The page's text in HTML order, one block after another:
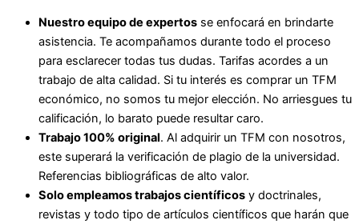
Nuestro equipo de expertos se enfocará en brindarte
asistencia. Te acompañamos durante todo el proceso
para esclarecer todas tus dudas. Tarifas acordes a un
trabajo de alta calidad. Si tu interés es comprar un TFM
económico, no somos tu mejor elección. No arriesgues tu
calificación, lo barato puede resultar caro.
Trabajo 100% original. Al adquirir un TFM con nosotros,
este superará la verificación de plagio de la universidad.
Referencias bibliográficas de alto valor.
Solo empleamos trabajos científicos y doctrinales,
revistas y todo tipo de artículos científicos que harán que